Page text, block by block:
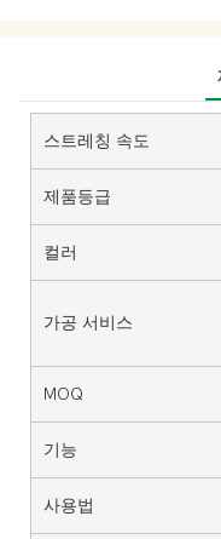
스트레칭 속도
제품등급
컬러
가공 서비스
MOQ
기능
사용법